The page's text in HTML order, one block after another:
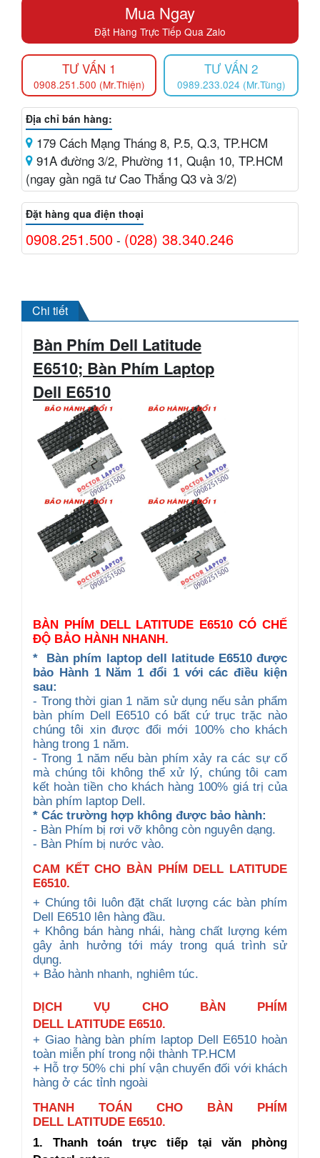
Mua Ngay
Đặt Hàng Trực Tiếp Qua Zalo
TƯ VẤN 1
0908.251.500 (Mr.Thiện)
TƯ VẤN 2
0989.233.024 (Mr.Tùng)
Địa chỉ bán hàng:
179 Cách Mạng Tháng 8, P.5, Q.3, TP.HCM
91A đường 3/2, Phường 11, Quận 10, TP.HCM
(ngay gần ngã tư Cao Thắng Q3 và 3/2)
Đặt hàng qua điện thoại
0908.251.500 - (028) 38.340.246
Chi tiết
Bàn Phím Dell Latitude
E6510; Bàn Phím Laptop
Dell E6510
BÀN PHÍM DELL LATITUDE E6510 CÓ CHẾ
ĐỘ BẢO HÀNH NHANH.
*
Bàn phím laptop dell latitude E6510 được
bảo Hành 1 Năm 1 đổi 1 với các điều kiện
sau:
- Trong thời gian 1 năm sử dụng nếu sản phẩm
bàn phím Dell E6510 có bất cứ trục trặc nào
chúng tôi xin được đổi mới 100% cho khách
hàng trong 1 năm.
- Trong 1 năm nếu bàn phím xảy ra các sự cố
mà chúng tôi không thể xử lý, chúng tôi cam
kết hoàn tiền cho khách hàng 100% giá trị của
bàn phím laptop Dell.
* Các trường hợp không được bảo hành:
- Bàn Phím bị rơi vỡ không còn nguyên dạng.
- Bàn Phím bị nước vào.
CAM KẾT CHO BÀN PHÍM DELL LATITUDE
E6510.
+ Chúng tôi luôn đặt chất lượng các bàn phím
Dell E6510 lên hàng đầu.
+ Không bán hàng nhái, hàng chất lượng kém
gây ảnh hưởng tới máy trong quá trình sử
dụng.
+ Bảo hành nhanh, nghiêm túc.
DỊCH VỤ CHO BÀN PHÍM
DELL LATITUDE E6510.
+ Giao hàng bàn phím laptop Dell E6510 hoàn
toàn miễn phí trong nội thành TP.HCM
+ Hỗ trợ 50% chi phí vận chuyển đối với khách
hàng ở các tỉnh ngoài
THANH TOÁN CHO BÀN PHÍM
DELL LATITUDE E6510.
1. Thanh toán trực tiếp tại văn phòng